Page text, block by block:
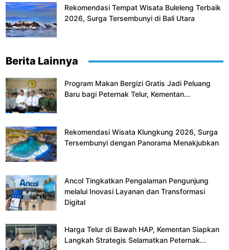
Rekomendasi Tempat Wisata Buleleng Terbaik
2026, Surga Tersembunyi di Bali Utara
Berita Lainnya
Program Makan Bergizi Gratis Jadi Peluang
Baru bagi Peternak Telur, Kementan...
Rekomendasi Wisata Klungkung 2026, Surga
Tersembunyi dengan Panorama Menakjubkan
Ancol Tingkatkan Pengalaman Pengunjung
melalui Inovasi Layanan dan Transformasi
Digital
Harga Telur di Bawah HAP, Kementan Siapkan
Langkah Strategis Selamatkan Peternak...